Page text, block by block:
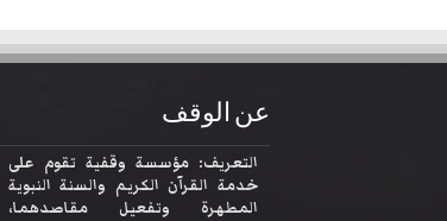
عن الوقف
التعريف: مؤسسة وقفية تقوم على
خدمة القرآن الكريم والسنة النبوية
المطهرة وتفعيل مقاصدهما،